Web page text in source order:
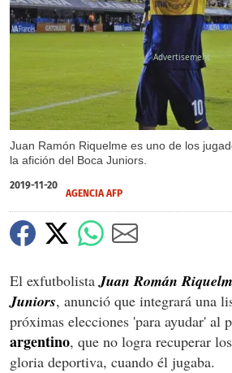
Juan Ramón Riquelme es uno de los
la afición del Boca Juniors.
2019-11-20
AGENCIA AFP
El exfutbolistaJuan Román
Juniors, anunció que integrará una
próximas elecciones 'para ayudar' al
argentino, que no logra recuperar
gloria deportiva, cuando él jugaba.